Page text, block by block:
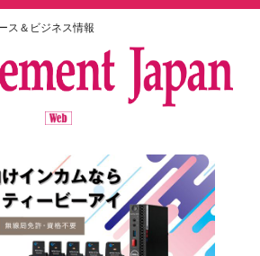
ス＆ビジネス情報